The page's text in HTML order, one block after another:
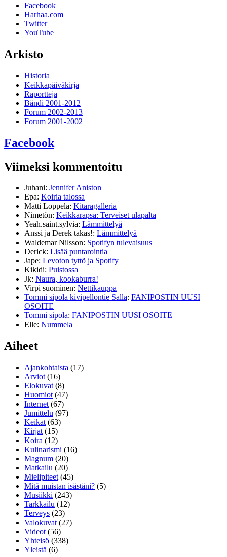
Facebook
Harhaa.com
Twitter
YouTube
Arkisto
Historia
Keikkapäiväkirja
Raportteja
Bändi 2001-2012
Forum 2002-2013
Forum 2001-2002
Facebook
Viimeksi kommentoitu
Juhani: Jennifer Aniston
Epa: Koiria talossa
Matti Loppela: Kitaragalleria
Nimetön: Keikkarapsa: Terveiset ulapalta
Yeah.saint.sylvia: Lämmittelyä
Anssi ja Derek takas!: Lämmittelyä
Waldemar Nilsson: Spotifyn tulevaisuus
Derick: Lisää puntarointia
Jape: Levoton tyttö ja Spotify
Kikidi: Puistossa
Jk: Naura, kookaburra!
Virpi suominen: Nettikauppa
Tommi sipola kivipellontie Salla: FANIPOSTIN UUSI
OSOITE
Tommi sipola: FANIPOSTIN UUSI OSOITE
Elle: Nummela
Aiheet
Ajankohtaista (17)
Arviot (16)
Elokuvat (8)
Huomiot (47)
Internet (67)
Jumittelu (97)
Keikat (63)
Kirjat (15)
Koira (12)
Kulinarismi (16)
Magnum (20)
Matkailu (20)
Mielipiteet (45)
Mitä muistan isästäni? (5)
Musiikki (243)
Tarkkailu (12)
Terveys (23)
Valokuvat (27)
Videot (56)
Yhteisö (338)
Yleistä (6)